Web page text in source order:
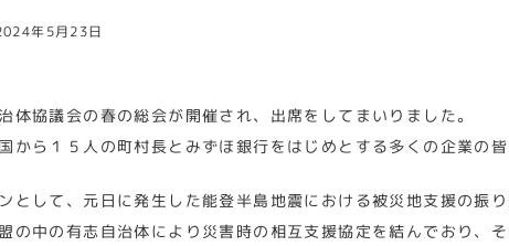
年5月23日
体協議会の春の総会が開催され、出席をしてまいりました。
から１５人の町村長とみずほ銀行をはじめとする多くの企業の
として、元日に発生した能登半島地震における被災地支援の振り
の中の有志自治体により災害時の相互支援協定を結んでおり、